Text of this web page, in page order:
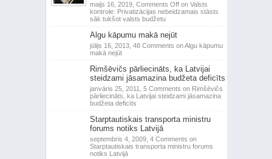
maijs 16, 2019, Comments Offon Valsts
kontrole: Privatizācijas nebeidzamais stāsts
sāk tukšot valsts budžetu
Algu kāpumu makā nejūt
jūlijs 16, 2013, 48 Comments on Algu kāpumu
makā nejūt
Rimšēvičs pārliecināts, ka Latvijai
steidzami jāsamazina budžeta deficīts
janvāris 25, 2011, 5 Comments on Rimšēvičs
pārliecināts, ka Latvijai steidzami jāsamazina
budžeta deficīts
Starptautiskais transporta ministru
forums notiks Latvijā
septembris 4, 2009, 4 Comments on
Starptautiskais transporta ministru forums
notiks Latvijā